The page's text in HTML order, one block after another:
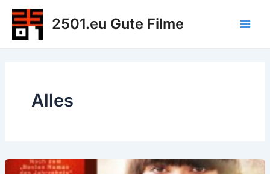
Zum
Inhalt
springen
2501.eu Gute Filme
Alles